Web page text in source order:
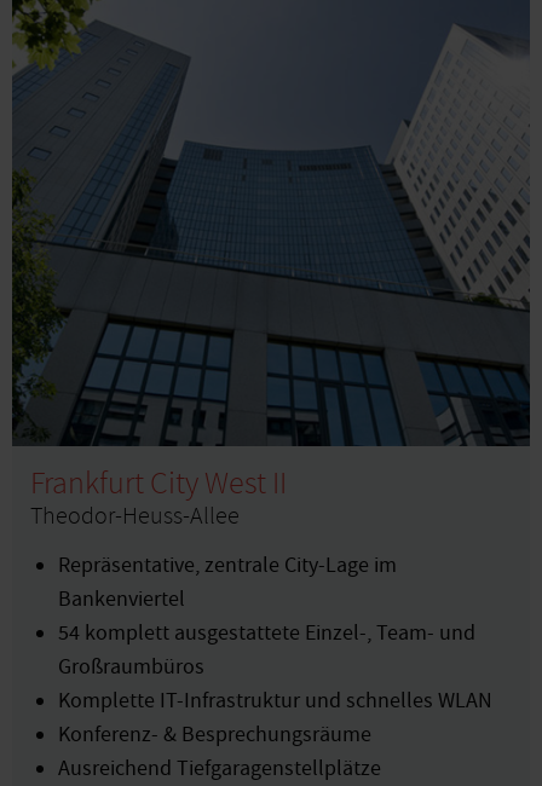
Frankfurt City West II
Theodor-Heuss-Allee
Repräsentative, zentrale City-Lage im
Bankenviertel
54 komplett ausgestattete Einzel-, Team- und
Großraumbüros
Komplette IT-Infrastruktur und schnelles WLAN
Konferenz- & Besprechungsräume
Ausreichend Tiefgaragenstellplätze